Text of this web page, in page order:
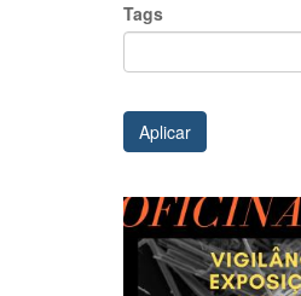
Tags
Aplicar